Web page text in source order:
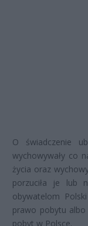
O świadczenie
wychowywały co
życia oraz
porzuciła je lub
obywatelom
prawo pobytu
pobyt w Polsce.